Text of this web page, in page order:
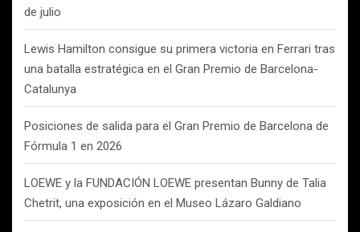
de julio
Lewis Hamilton consigue su primera victoria en Ferrari tras
una batalla estratégica en el Gran Premio de Barcelona-
Catalunya
Posiciones de salida para el Gran Premio de Barcelona de
Fórmula 1 en 2026
LOEWE y la FUNDACIÓN LOEWE presentan Bunny de Talia
Chetrit, una exposición en el Museo Lázaro Galdiano